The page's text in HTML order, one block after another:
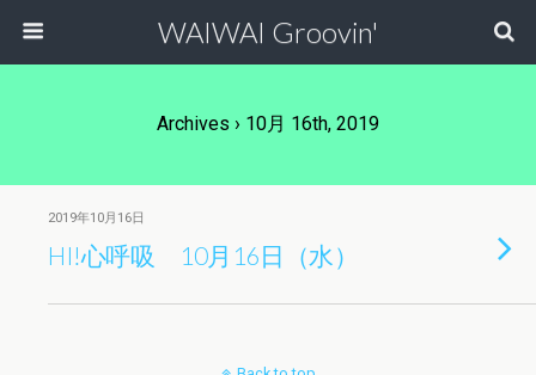
WAIWAI Groovin'
Archives › 10月 16th, 2019
2019年10月16日
HI!心呼吸 10月16日（水）